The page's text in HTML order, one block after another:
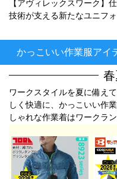
【アヴィレックスワーク】
技術が支える新たなユニフォ
かっこいい作業服アイ
ワークスタイルを夏に備え
しく快適に、かっこいい作
しゃれな作業着はワークラ